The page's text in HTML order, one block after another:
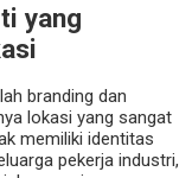
yang
branding dan
lokasi yang sangat
memiliki identitas
pekerja industri,